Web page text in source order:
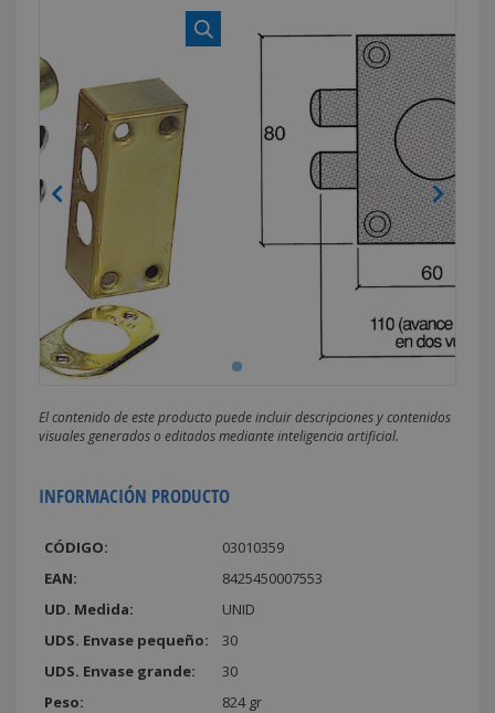
El contenido de este producto puede incluir descripciones y contenidos
visuales generados o editados mediante inteligencia artificial.
INFORMACIÓN PRODUCTO
CÓDIGO:
03010359
EAN:
8425450007553
UD. Medida:
UNID
UDS. Envase pequeño:
30
UDS. Envase grande:
30
Peso:
824 gr